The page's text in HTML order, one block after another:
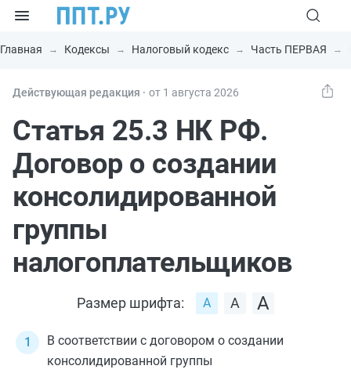
Главная Кодексы Налоговый кодекс Часть ПЕРВАЯ
Действующая редакция ⸱ от 1 августа 2026
Статья 25.3 НК РФ.
Договор о создании
консолидированной
группы
налогоплательщиков
Размер шрифта:
В соответствии с договором о создании
консолидированной группы